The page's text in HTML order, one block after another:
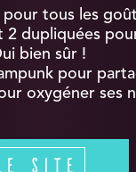
pour tous les
2 dupliquées
bien sûr !
pour
oxygéner ses
site